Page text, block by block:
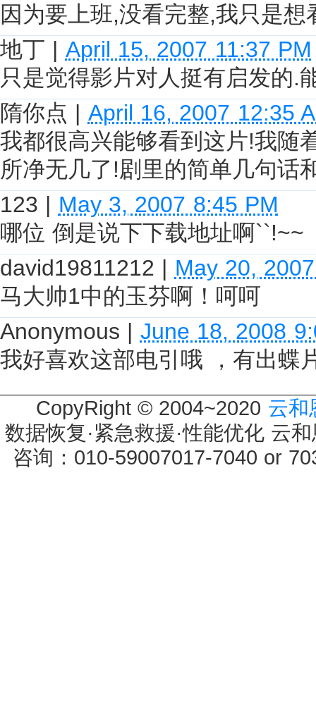
因为要上班,没看完整,我只是
地丁 | April 15, 2007 11:37 PM
只是觉得影片对人挺有启发的.
隋你点 | April 16, 2007 12:35
我都很高兴能够看到这片!我随
所净无几了!剧里的简单几句话
123 | May 3, 2007 8:45 PM
哪位 倒是说下下载地址啊``!~~
david19811212 | May 20,
马大帅1中的玉芬啊！呵呵
Anonymous | June 18, 2008
我好喜欢这部电引哦 ，有出蝶
CopyRight © 2004~2020 云和
数据恢复·紧急救援·性能优化 云
咨询：010-59007017-7040 or